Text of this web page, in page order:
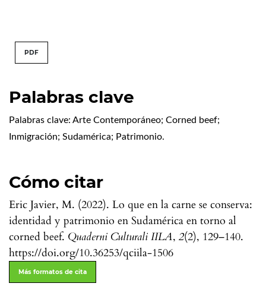
Palabras clave
Palabras clave: Arte Contemporáneo; Corned beef;
Inmigración; Sudamérica; Patrimonio.
Cómo citar
Eric Javier, M. (2022). Lo que en la carne se conserva:
identidad y patrimonio en Sudamérica en torno al
corned beef. Quaderni Culturali IILA, 2(2), 129–140.
https://doi.org/10.36253/qciila-1506
Más formatos de cita
PDF